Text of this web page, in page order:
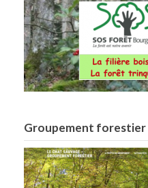
Groupement forestier